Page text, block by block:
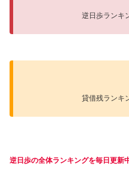
逆日歩ランキ
貸借残ランキ
逆日歩の全体ランキングを毎日更新